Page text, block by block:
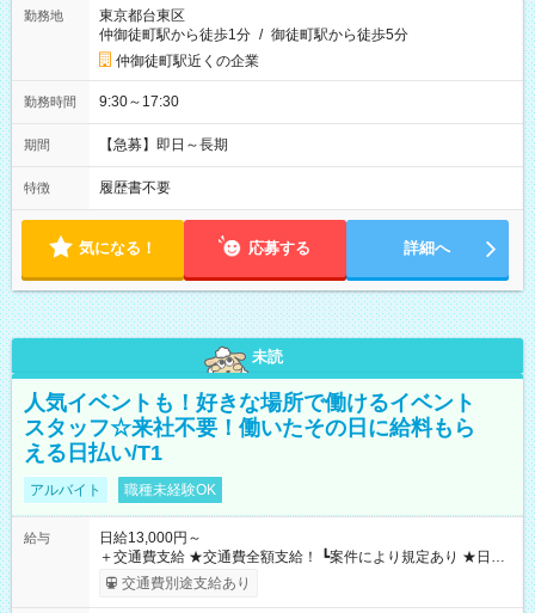
勤務地
東京都台東区
仲御徒町駅から徒歩1分 / 御徒町駅から徒歩5分
仲御徒町駅近くの企業
勤務時間 9:30～17:30
期間 【急募】即日～長期
特徴 履歴書不要
気になる！ 応募する 詳細へ
未読
人気イベントも！好きな場所で働けるイベント
スタッフ☆来社不要！働いたその日に給料もら
える日払い/T1
アルバイト 職種未経験OK
給与
日給13,000円～
＋交通費支給 ★交通費全額支給！ ┗案件により規定あり ★日払
いOK！（規定あり） ┗働いたその日に現金GET♪ お仕事後はコ
ンビニATMから 日払い分を引き落とせます！ 【試用期間】試
交通費別途支給あり